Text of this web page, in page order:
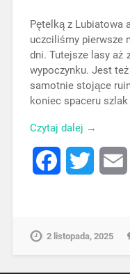
Pętelką z Lubiatowa
uczciliśmy pierwsze
dni. Tutejsze lasy aż
wypoczynku. Jest
samotnie stojące
koniec spaceru
Czytaj dalej →
FacebookTwitter
2 listopada, 2025